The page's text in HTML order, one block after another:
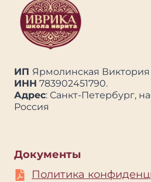
ИП Ярмолинская
ИНН 783902451790.
Адрес: Санкт-Петербург,
Россия
Документы
Политика